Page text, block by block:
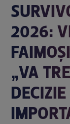
2026:
„VA